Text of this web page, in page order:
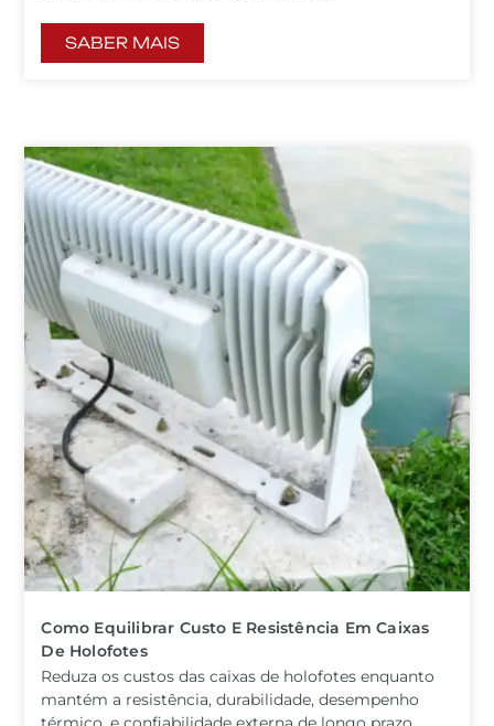
SABER MAIS
Como Equilibrar Custo E Resistência Em Caixas
De Holofotes
Reduza os custos das caixas de holofotes enquanto
mantém a resistência, durabilidade, desempenho